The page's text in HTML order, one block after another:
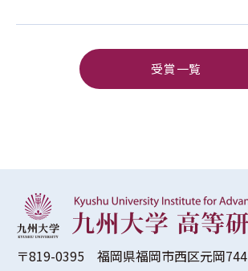
受賞一覧
〒819-0395 福岡県福岡市西区元岡744